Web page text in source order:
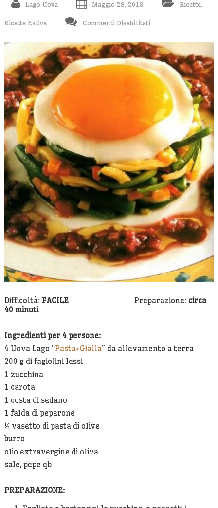
Lago Uova Maggio 29, 2018 Ricette,
Ricette Estive Commenti Disabilitati
Su
Letto
Di
Verdure
Con
Pasta
Di
Difficoltà: FACILEPreparazione: circa
40 minuti
Ingredienti per 4 persone:
4 Uova Lago “Pasta+Gialla” da allevamento a terra
200 g di fagiolini lessi
1 zucchina
1 carota
1 costa di sedano
1 falda di peperone
½ vasetto di pasta di olive
burro
olio extravergine di oliva
sale, pepe qb
PREPARAZIONE: